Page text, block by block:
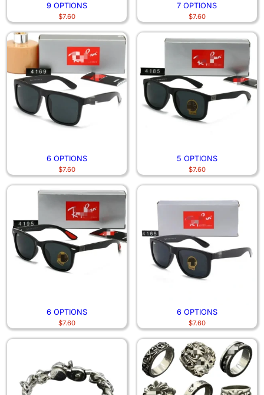
9 OPTIONS
$7.60
7 OPTIONS
$7.60
6 OPTIONS
$7.60
5 OPTIONS
$7.60
6 OPTIONS
$7.60
6 OPTIONS
$7.60